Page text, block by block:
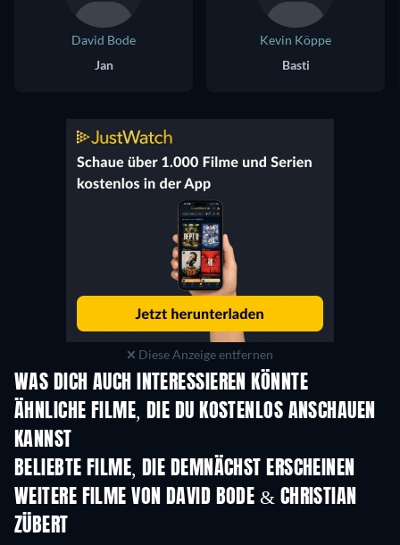
David Bode
Jan
Kevin Köppe
Basti
Diese Anzeige entfernen
WAS DICH AUCH INTERESSIEREN KÖNNTE
ÄHNLICHE FILME, DIE DU KOSTENLOS ANSCHAUEN
KANNST
BELIEBTE FILME, DIE DEMNÄCHST ERSCHEINEN
WEITERE FILME VON DAVID BODE & CHRISTIAN
ZÜBERT